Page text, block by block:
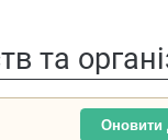
та
Оновити